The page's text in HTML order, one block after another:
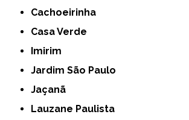
Cachoeirinha
Casa Verde
Imirim
Jardim São Paulo
Jaçanã
Lauzane Paulista